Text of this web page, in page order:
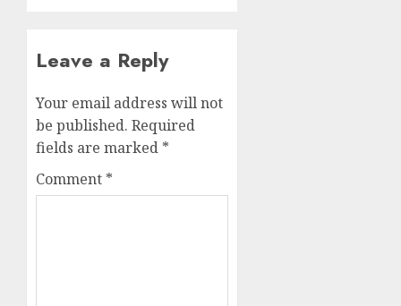
Leave a Reply
Your email address will not
be published. Required
fields are marked *
Comment *